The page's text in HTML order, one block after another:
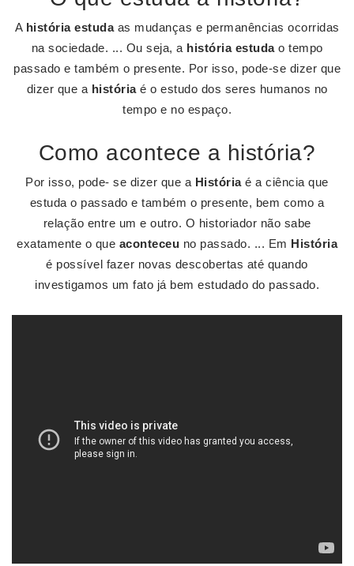
A história estudaas mudanças e permanências ocorridas
na sociedade. ... Ou seja, a história estudao tempo
passado e também o presente. Por isso, pode-se dizer que
dizer que a históriaé o estudo dos seres humanos no
tempo e no espaço.
Como acontece a história?
Por isso, pode- se dizer que a Históriaé a ciência que
estuda o passado e também o presente, bem como a
relação entre um e outro. O historiador não sabe
exatamente o que aconteceu no passado. ... Em História
é possível fazer novas descobertas até quando
investigamos um fato já bem estudado do passado.